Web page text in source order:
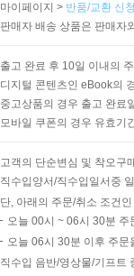
마이페이지 > 반품/교환 신
판매자 배송 상품은 판매자
출고 완료 후 10일 이내의
디지털 콘텐츠인 eBook의
중고상품의 경우 출고 완료
모바일 쿠폰의 경우 유효기
고객의 단순변심 및 착오구
직수입양서/직수입일서중
단, 아래의 주문/취소 조건
오늘 00시 ~ 06시 30분
오늘 06시 30분 이후 주
직수입 음반/영상물/기프트